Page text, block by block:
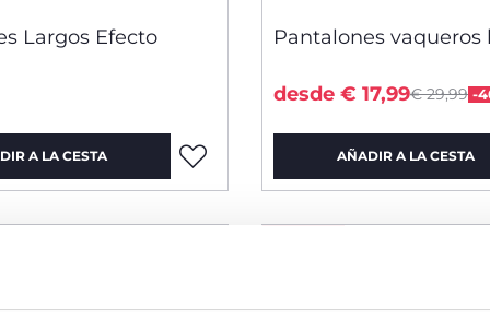
Largos Efecto
A LA CESTA
Pantalones vaqueros
Price
€ 29,99 -
to
desde € 17,99
AÑADIR A LA CESTA